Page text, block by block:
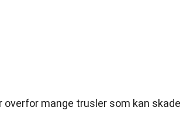
mange trusler som kan skade